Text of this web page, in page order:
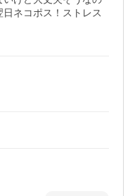
ネコポス！ストレス